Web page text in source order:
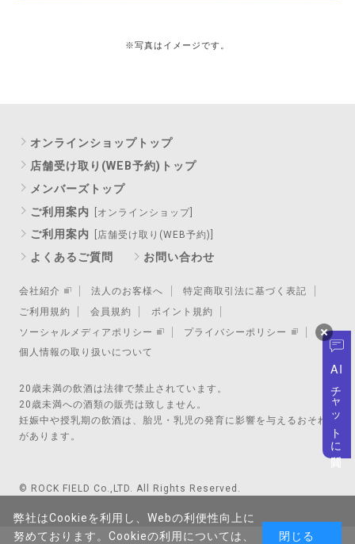
※写真はイメージです。
オンラインショップトップ
店舗受け取り(WEB予約)トップ
メンバーズトップ
ご利用案内
[オンラインショップ]
ご利用案内 [店舗受け取り(WEB予約)]
よくあるご質問 お問い合わせ
会社紹介 法人のお客様へ
特定商取引法に基づく表記
ご利用規約
会員規約
ポイント規約
ソーシャルメディアポリシー
プライバシーポリシー
個人情報の取り扱いについて
20歳未満の飲酒は法律で禁止されています。
20歳未満への酒類の販売は致しません。
妊娠中や授乳期の飲酒は、胎児・乳児の発育に影響を与えるおそれ
があります。
© ROCK FIELD Co.,LTD. All Rights Reserved.
AI
チャットに質問
弊社はCookieを利用し、Webの利便性向上に
努めております。Cookieの利用については、
閉じる